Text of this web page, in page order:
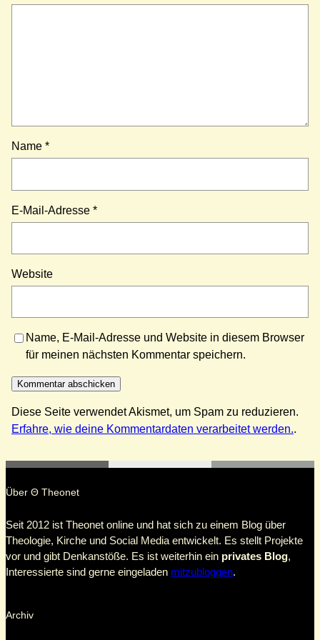
Name *
E-Mail-Adresse *
Website
Name, E-Mail-Adresse und Website in diesem Browser
für meinen nächsten Kommentar speichern.
Diese Seite verwendet Akismet, um Spam zu reduzieren.
Erfahre, wie deine Kommentardaten verarbeitet werden..
Über Θ Theonet
Seit 2012 ist Theonet online und hat sich zu einem Blog über
Theologie, Kirche und Social Media entwickelt. Es stellt Projekte
vor und gibt Denkanstöße. Es ist weiterhin ein privates Blog,
Interessierte sind gerne eingeladen mitzubloggen.
Archiv